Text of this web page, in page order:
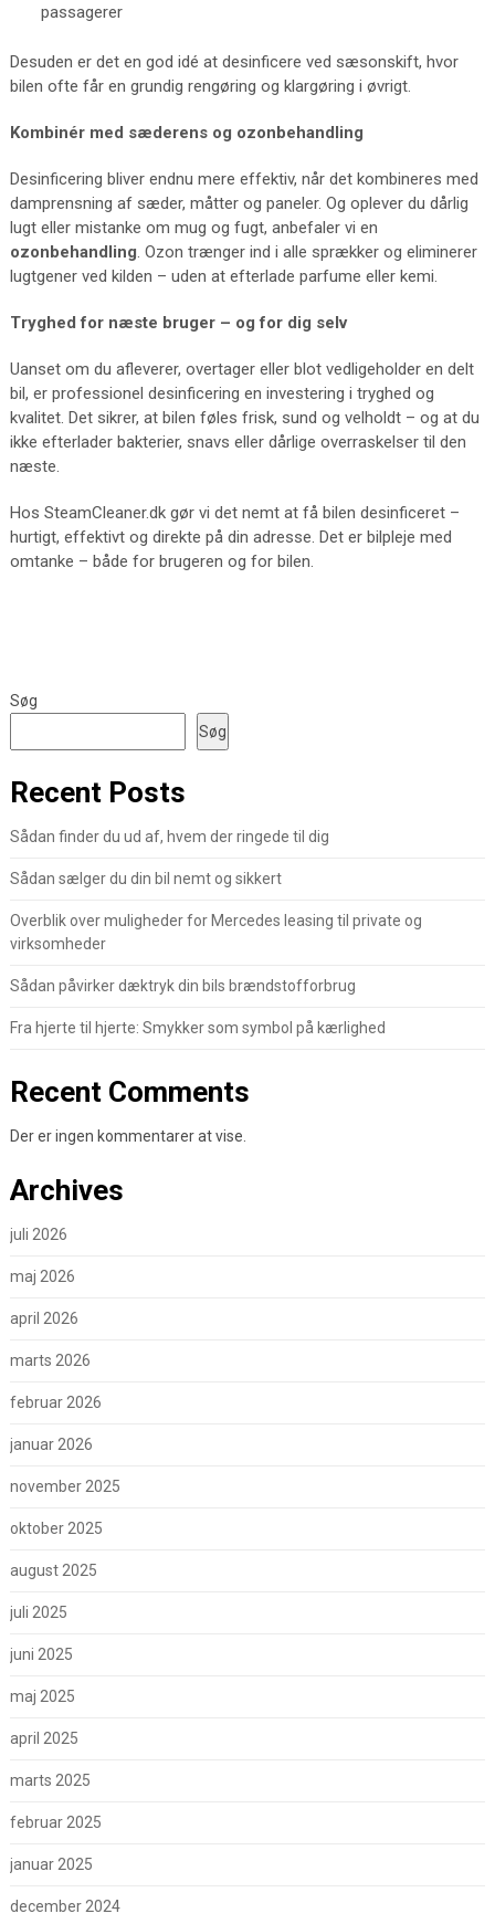
passagerer
Desuden er det en god idé at desinficere ved sæsonskift, hvor
bilen ofte får en grundig rengøring og klargøring i øvrigt.
Kombinér med sæderens og ozonbehandling
Desinficering bliver endnu mere effektiv, når det kombineres med
damprensning af sæder, måtter og paneler. Og oplever du dårlig
lugt eller mistanke om mug og fugt, anbefaler vi en
ozonbehandling. Ozon trænger ind i alle sprækker og eliminerer
lugtgener ved kilden – uden at efterlade parfume eller kemi.
Tryghed for næste bruger – og for dig selv
Uanset om du afleverer, overtager eller blot vedligeholder en delt
bil, er professionel desinficering en investering i tryghed og
kvalitet. Det sikrer, at bilen føles frisk, sund og velholdt – og at du
ikke efterlader bakterier, snavs eller dårlige overraskelser til den
næste.
Hos SteamCleaner.dk gør vi det nemt at få bilen desinficeret –
hurtigt, effektivt og direkte på din adresse. Det er bilpleje med
omtanke – både for brugeren og for bilen.
Søg
Søg
Recent Posts
Sådan finder du ud af, hvem der ringede til dig
Sådan sælger du din bil nemt og sikkert
Overblik over muligheder for Mercedes leasing til private og
virksomheder
Sådan påvirker dæktryk din bils brændstofforbrug
Fra hjerte til hjerte: Smykker som symbol på kærlighed
Recent Comments
Der er ingen kommentarer at vise.
Archives
juli 2026
maj 2026
april 2026
marts 2026
februar 2026
januar 2026
november 2025
oktober 2025
august 2025
juli 2025
juni 2025
maj 2025
april 2025
marts 2025
februar 2025
januar 2025
december 2024